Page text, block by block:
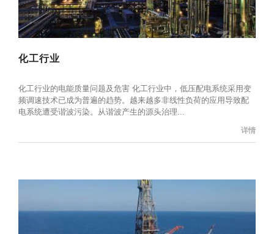
化工行业
化工行业的电能质量问题及危害 化工行业中，低压配电系统采用变
频调速技术已成为普遍的趋势。越来越多非线性负荷的应用导致配
电系统遭受谐波污染。从谐波产生的源头治理...
详情